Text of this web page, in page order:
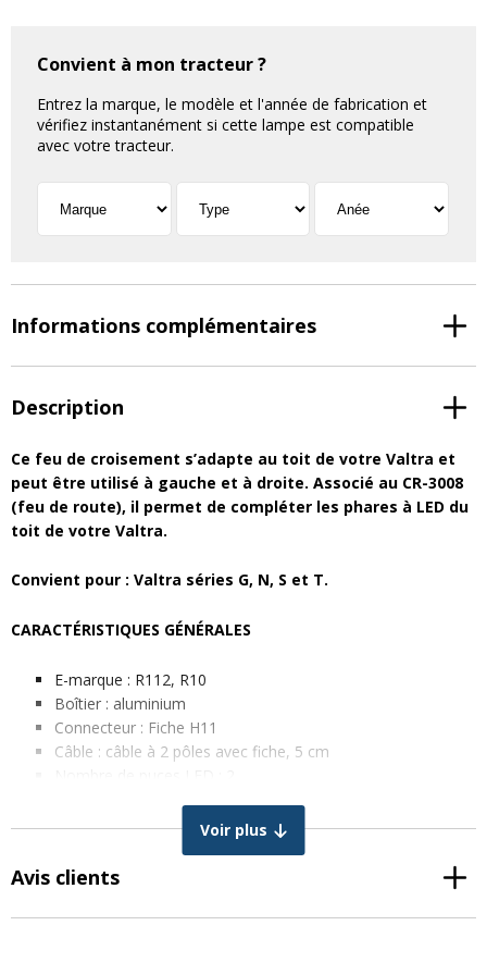
Convient à mon tracteur ?
Entrez la marque, le modèle et l'année de fabrication et
vérifiez instantanément si cette lampe est compatible
avec votre tracteur.
Informations complémentaires
Description
Ce feu de croisement s’adapte au toit de votre Valtra et
peut être utilisé à gauche et à droite. Associé au CR-3008
(feu de route), il permet de compléter les phares à LED du
toit de votre Valtra.
Convient pour : Valtra séries G, N, S et T.
CARACTÉRISTIQUES GÉNÉRALES
E-marque : R112, R10
Boîtier : aluminium
Connecteur : Fiche H11
Câble : câble à 2 pôles avec fiche, 5 cm
classe de protection : classe 4
Puissance : 30 watts
Voir plus
Avis clients